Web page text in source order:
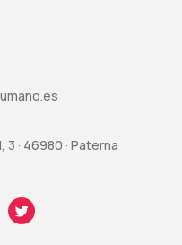
· 46980 · Paterna